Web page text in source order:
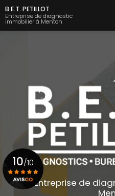
Aller
au
contenu
principal
B.E.T. PETILLOT
Entreprise de diagnostic
immobilier à Menton
Entreprise de
10/10
Voir le certificat